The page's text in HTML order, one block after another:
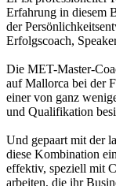
Erfahrung in diesem
der
Erfolgscoach,
Die MET-Master-
auf Mallorca bei der
einer von ganz
und Qualifikation
Und gepaart mit der
diese Kombination
effektiv, speziell mit
arbeiten, die ihr